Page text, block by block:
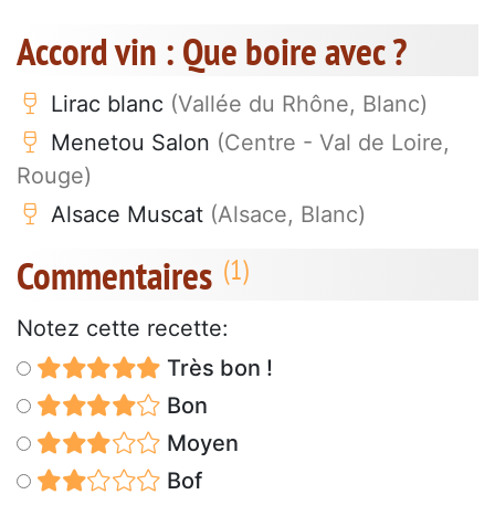
Accord vin : Que boire avec ?
Lirac blanc (Vallée du Rhône, Blanc)
Menetou Salon (Centre - Val de Loire,
Rouge)
Alsace Muscat (Alsace, Blanc)
Commentaires
Notez cette recette:
Très bon !
Bon
Moyen
Bof